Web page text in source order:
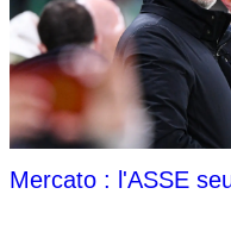
Mercato : l'ASSE